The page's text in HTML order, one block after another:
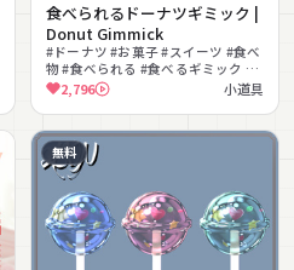
食べられるドーナツギミック |
Donut Gimmick
#ドーナツ #お菓子 #スイーツ #食べ
物 #食べられる #食べるギミック #
ワールド固定 #ランダム #かわいい
#Udon
2,796 小道具
無料